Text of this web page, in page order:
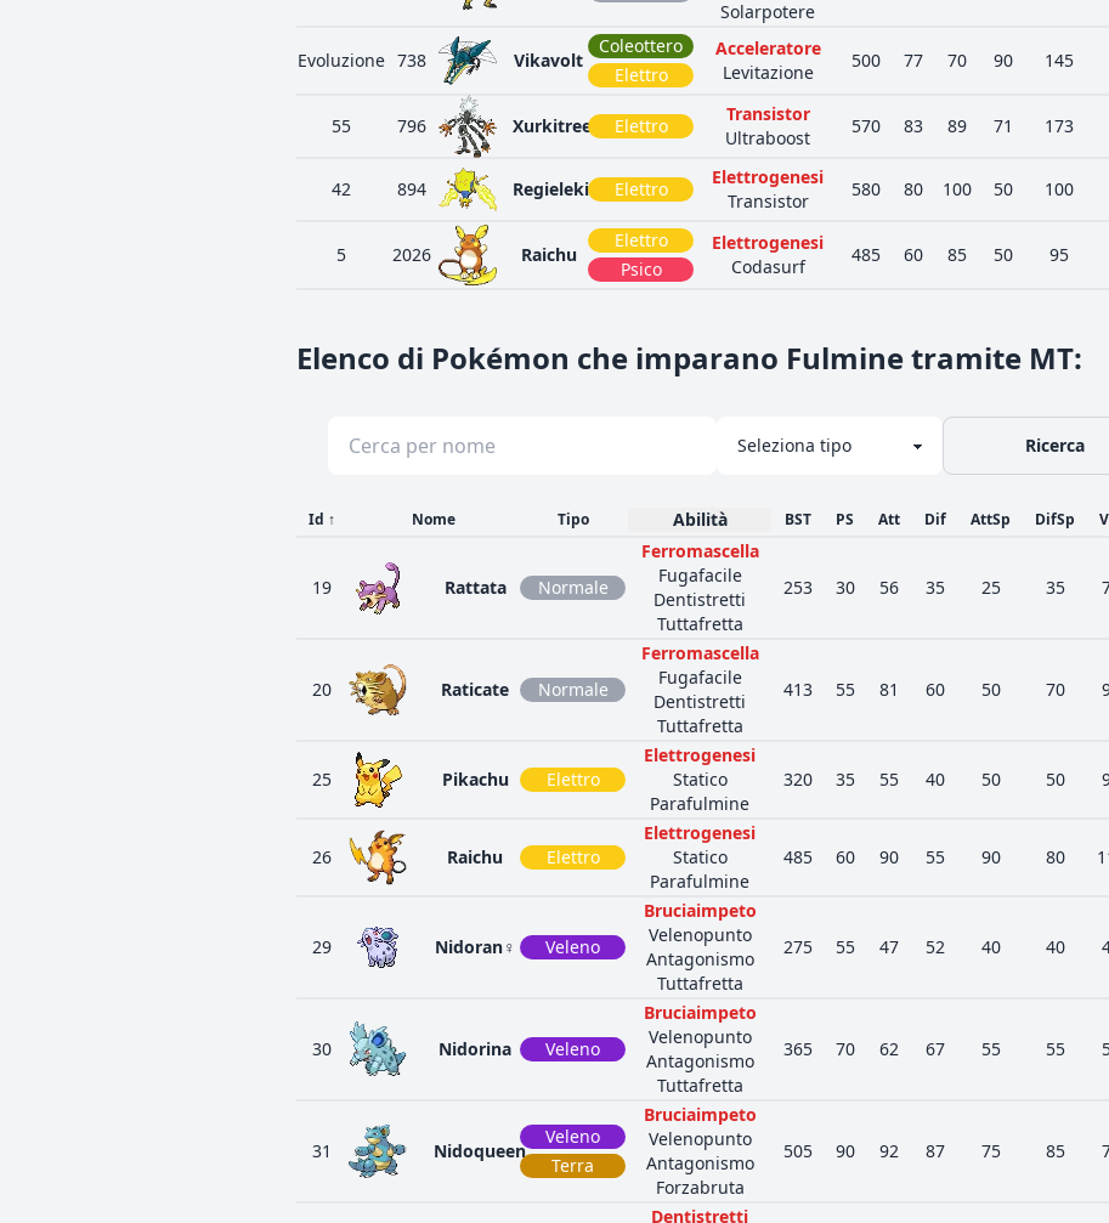
Solarpotere
Evoluzione 738 Vikavolt
Coleottero
Elettro
Acceleratore
Levitazione
500 77 70 90 145
55 796 Xurkitree Elettro
Transistor
Ultraboost
570 83 89 71 173
42 894 Regieleki Elettro
Elettrogenesi
Transistor
580 80 100 50 100
5 2026 Raichu
Elettro
Psico
Elettrogenesi
Codasurf
485 60 85 50 95
Elenco di Pokémon che imparano Fulmine tramite MT:
Ricerca
Id ↑ Nome Tipo Abilità BST PS Att Dif AttSp DifSp
19 Rattata Normale
Ferromascella
Fugafacile
Dentistretti
Tuttafretta
253 30 56 35 25 35
20 Raticate Normale
Ferromascella
Fugafacile
Dentistretti
Tuttafretta
413 55 81 60 50 70
25 Pikachu Elettro
Elettrogenesi
Statico
Parafulmine
320 35 55 40 50 50
26 Raichu Elettro
Elettrogenesi
Statico
Parafulmine
485 60 90 55 90 80
29 Nidoran♀ Veleno
Bruciaimpeto
Velenopunto
Antagonismo
Tuttafretta
275 55 47 52 40 40
30 Nidorina Veleno
Bruciaimpeto
Velenopunto
Antagonismo
Tuttafretta
365 70 62 67 55 55
31 Nidoqueen
Veleno
Terra
Bruciaimpeto
Velenopunto
Antagonismo
Forzabruta
505 90 92 87 75 85
Dentistretti